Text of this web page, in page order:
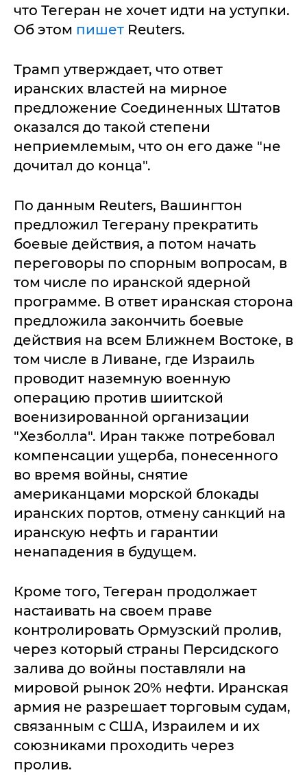
что Тегеран не хочет идти на уступки.
Об этом пишет Reuters.
Трамп утверждает, что ответ
иранских властей на мирное
предложение Соединенных Штатов
оказался до такой степени
неприемлемым, что он его даже "не
дочитал до конца".
По данным Reuters, Вашингтон
предложил Тегерану прекратить
боевые действия, а потом начать
переговоры по спорным вопросам, в
том числе по иранской ядерной
программе. В ответ иранская сторона
предложила закончить боевые
действия на всем Ближнем Востоке, в
том числе в Ливане, где Израиль
проводит наземную военную
операцию против шиитской
военизированной организации
"Хезболла". Иран также потребовал
компенсации ущерба, понесенного
во время войны, снятие
американцами морской блокады
иранских портов, отмену санкций на
иранскую нефть и гарантии
ненападения в будущем.
Кроме того, Тегеран продолжает
настаивать на своем праве
контролировать Ормузский пролив,
через который страны Персидского
залива до войны поставляли на
мировой рынок 20% нефти. Иранская
армия не разрешает торговым судам,
связанным с США, Израилем и их
союзниками проходить через
пролив.